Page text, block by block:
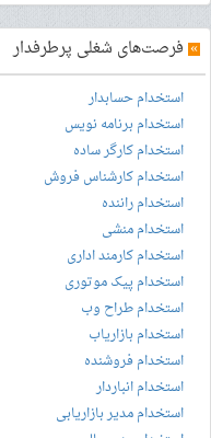
» فرصت‌های شغلی پرطرفدار
استخدام حسابدار
استخدام برنامه نویس
استخدام کارگر ساده
استخدام کارشناس فروش
استخدام راننده
استخدام منشی
استخدام کارمند اداری
استخدام پیک موتوری
استخدام طراح وب
استخدام بازاریاب
استخدام فروشنده
استخدام انباردار
استخدام مدیر بازاریابی